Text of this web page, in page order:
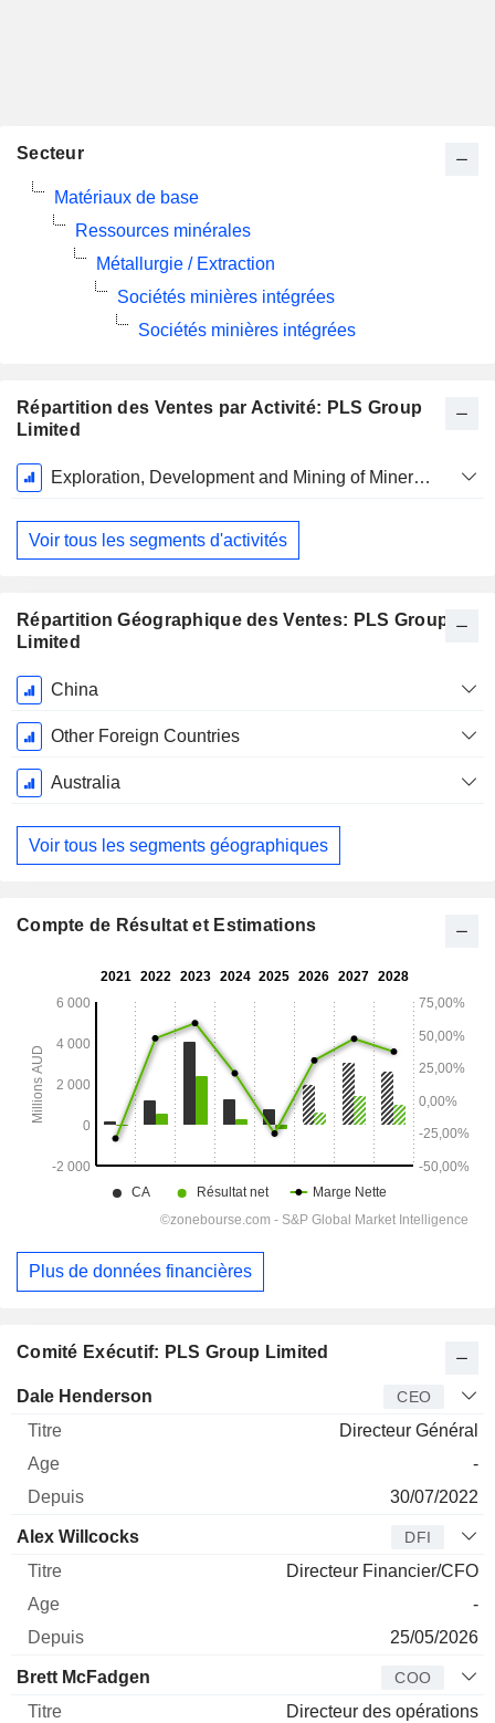
Répartition des Ventes par Activité: PLS Group
Limited
Période
Fiscale:
Juin
Exploration, Development and Mining of Minerals
Voir tous les segments d'activités
Répartition Géographique des Ventes: PLS Group
Limited
Période
Fiscale:
Juin
China
Other Foreign Countries
Australia
Voir tous les segments géographiques
Comité Exécutif: PLS Group Limited
Dirigeant Titre Age
Dale Henderson CEO
Directeur Général
-
30/07/2022
Alex Willcocks DFI
Directeur Financier/CFO
-
25/05/2026
Brett McFadgen COO
Directeur des opérations
Secteur
Matériaux de base
Ressources minérales
Métallurgie / Extraction
Sociétés minières intégrées
Sociétés minières intégrées
Compte de Résultat et Estimations
Plus de données financières